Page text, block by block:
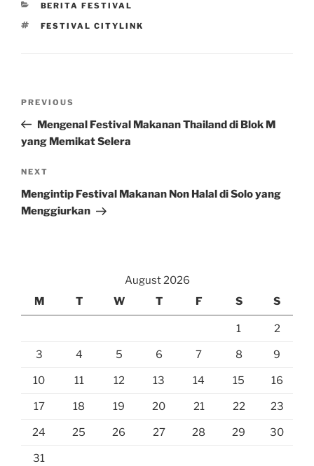
CATEGORIES
BERITA FESTIVAL
TAGS
FESTIVAL CITYLINK
Previous
Post
PREVIOUS
Mengenal Festival Makanan Thailand di Blok M
yang Memikat Selera
Next
Post
NEXT
Mengintip Festival Makanan Non Halal di Solo yang
Menggiurkan
August 2026
M
T W T F S S
1 2
3 4 5 6 7 8 9
10 11 12 13 14 15 16
17 18 19 20 21 22 23
24 25 26 27 28 29 30
31